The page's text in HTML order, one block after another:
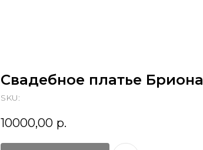
Свадебное платье Бриона
SKU:
10000,00 р.